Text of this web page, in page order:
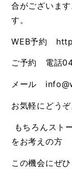
合がございま
す。
WEB予約
ご予約 電話
メール
お気軽にどうぞ
もちろんスト
をお考えの方
この機会にぜ